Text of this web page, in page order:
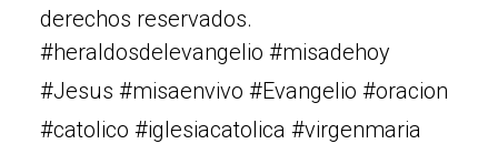
derechos reservados.
#heraldosdelevangelio #misadehoy
#Jesus #misaenvivo #Evangelio #oracion
#catolico #iglesiacatolica #virgenmaria